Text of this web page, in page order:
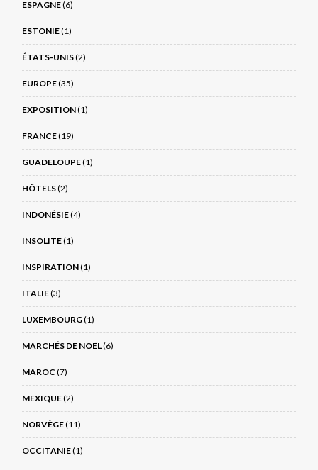
ESPAGNE(6)
ESTONIE(1)
ÉTATS-UNIS(2)
EUROPE(35)
EXPOSITION(1)
FRANCE(19)
GUADELOUPE(1)
HÔTELS(2)
INDONÉSIE(4)
INSOLITE(1)
INSPIRATION(1)
ITALIE(3)
LUXEMBOURG(1)
MARCHÉS DE NOËL(6)
MAROC (7)
MEXIQUE(2)
NORVÈGE(11)
OCCITANIE(1)